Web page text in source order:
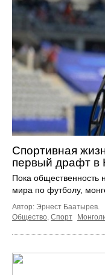
Спортивная
первый драфт в
Пока общественность
мира по футболу,
Автор: Эрнест Баатырев.
Общество, Спорт